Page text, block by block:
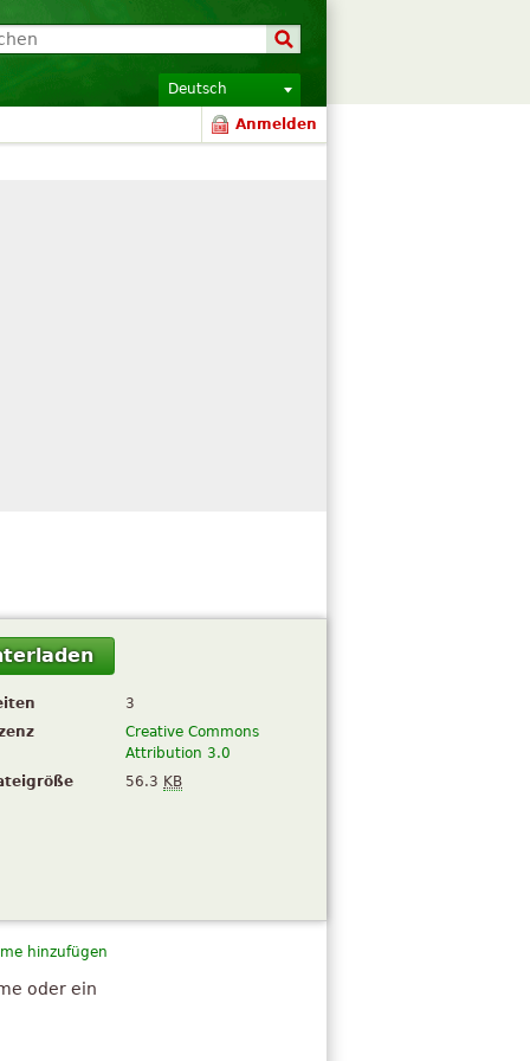
Deutsch
Anmelden
3
Creative Commons
Attribution 3.0
56.3 KB
hinzufügen
oder ein